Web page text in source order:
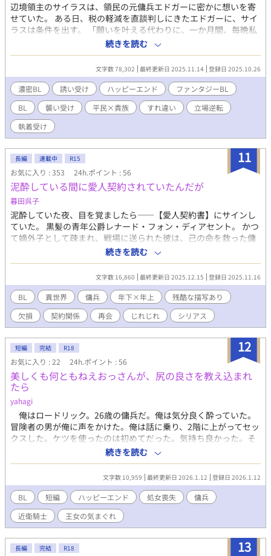
辺境領主のサイラスは、領民の元傭兵エドガーに密かに想いを寄
せていた。 ある日、税の軽減を直談判しにきたエドガーに、サイ
ラスは条件を出す。 「願いを叶える代わりに、一か月間、毎晩私
のもとへ来い」 身分違いの片想いを叶えるため、サイラスは歪ん
だ「契約」という形で彼を手に入れようとする。 挑発的に誘い、
自ら跨り、甘く乱れるサイラス。戸惑いながらも、その要求に応
えていくエドガー。 毎夜逢瀬を重ねていくうちに、義務のはずの
関係は次第に変化していく――いつしか二人は、互いに心を通わ
せ始めていた。 ※生真面目な元傭兵×高慢な貴族の、立場逆転BL
です ※誘い受けが好きな方におすすめ ※濃密BL応募作のため、
官能描写が多めです
続きを読む
文字数 78,302 最終更新日 2025.11.14 登録日 2025.10.26
濃密BL 誘い受け ハッピーエンド
ファンタジーBL
BL
襲い受け 平民×貴族 すれ違い
立場逆転
執着受け
11
長編 連載中 R15
お気に入り : 353 24h.ポイント : 56
泥酔している間に愛人契約されていたんだが
暮田呉子
泥酔していた夜、目を覚ましたら――【愛人契約書】にサインし
ていた。 黒髪の青年公爵レナード・フォン・ディアセント。 かつ
て嫡外子として疎まれ、戦場に送られた彼は、己の命を救った傭
兵グレイを「女避けの盾」として雇う。 だが、片腕を失ったその
男こそ、レナードの心を動かした唯一の存在だった。 元部下の冷
徹な公爵と、酒に溺れる片腕の傭兵。 交わした契約の中で、二人
の距離は少しずつ近づいていくが――。
続きを読む
文字数 16,860 最終更新日 2025.12.15 登録日 2025.11.16
BL 異世界 傭兵 年下×年上
残酷な描写あり
欠損
契約関係 再会 じれじれ シリアス
12
短編 完結 R18
お気に入り : 22 24h.ポイント : 56
美しくも何ともねえおっさんが、尻の良さを教え込まれ
たら
yahagi
俺はロードリック。26歳の傭兵だ。俺は気分良く酔っていた。
冒険者の男が俺に声をかけた。俺は話に乗り、2階に上がってセッ
クスした。ケツを使ったのは初めてだった。気持ち良かった。そ
れから、相手探しに苦渋した。俺は美しくも何ともねえおっさん
だ。俺に声をかける男はいねえし、俺は娼館で抱いて貰おうと、
店先までやってきたが、勇気が出ない。そこである男に出会うの
だが……。※ムーンライトノベルズ様にも公開しています。
続きを読む
文字数 10,959 最終更新日 2026.1.12 登録日 2026.1.12
BL 短編 ハッピーエンド 処女喪失
傭兵
近衛騎士
王女の気まぐれ
13
長編 完結 R18